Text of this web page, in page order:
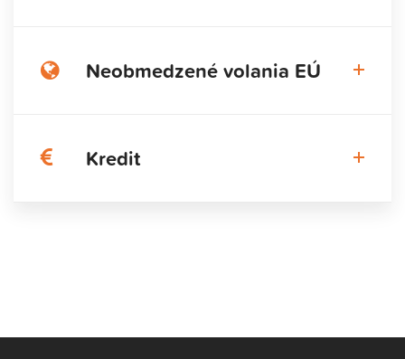
Neobmedzené volania EÚ
Kredit